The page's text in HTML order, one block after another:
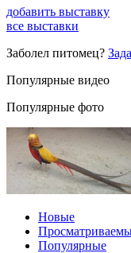
добавить выставку
все выставки
Заболел питомец?
Популярные видео
Популярные фото
Новые
Популярные